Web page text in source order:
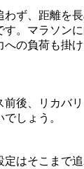
ず、距離を
す。マラソン
の負荷も掛
前後、リカバ
しょう。
定はそこまで